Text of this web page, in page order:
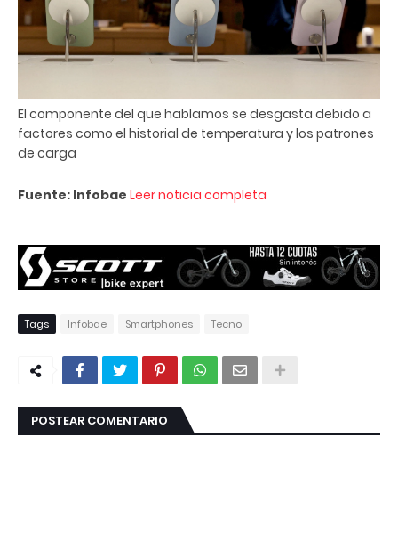
El componente del que hablamos se desgasta debido a
factores como el historial de temperatura y los patrones
de carga
Fuente: Infobae Leer noticia completa
Tags Infobae Smartphones Tecno
POSTEAR COMENTARIO